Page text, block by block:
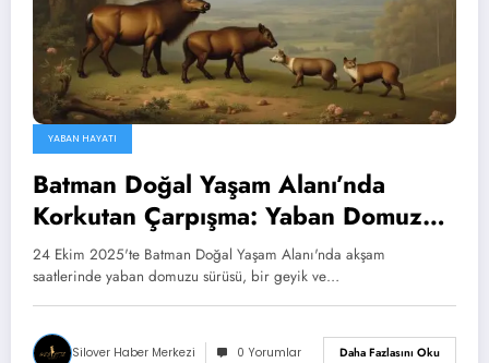
YABAN HAYATI
Batman Doğal Yaşam Alanı’nda
Korkutan Çarpışma: Yaban Domuzu
Sürüsü, Hızlı Geyik ve Genç Porsuk
Karıştı, 6 Canlı Yaralı!
24 Ekim 2025'te Batman Doğal Yaşam Alanı'nda akşam
saatlerinde yaban domuzu sürüsü, bir geyik ve…
Silover Haber Merkezi 0 Yorumlar Daha Fazlasını Oku